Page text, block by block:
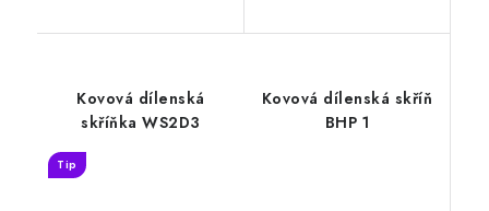
Kovová dílenská
skříňka WS2D3
Tip
Kovová dílenská skříň
BHP 1